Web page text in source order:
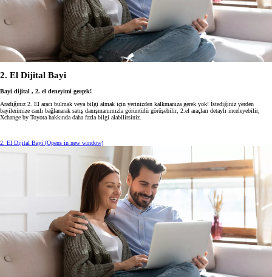
2. El Dijital Bayi
Bayi dijital , 2. el deneyimi gerçek!
Aradığınız 2. El aracı bulmak veya bilgi almak için yerinizden kalkmanıza gerek yok! İstediğiniz yerden
bayilerimize canlı bağlanarak satış danışmanımızla görüntülü görüşebilir, 2.el araçları detaylı inceleyebilir,
Xchange by Toyota hakkında daha fazla bilgi alabilirsiniz.
2. El Dijital Bayi (Opens in new window)